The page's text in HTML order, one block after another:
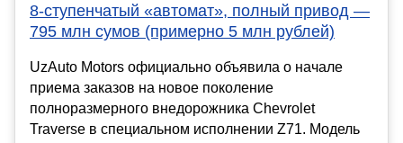
8-ступенчатый «автомат», полный привод —
795 млн сумов (примерно 5 млн рублей)
UzAuto Motors официально объявила о начале
приема заказов на новое поколение
полноразмерного внедорожника Chevrolet
Traverse в специальном исполнении Z71. Модель